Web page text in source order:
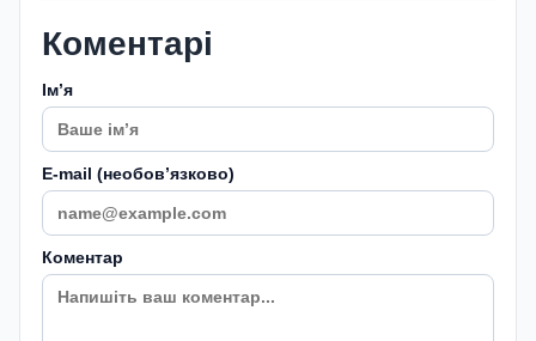
Коментарі
Імʼя
E-mail (необовʼязково)
Коментар